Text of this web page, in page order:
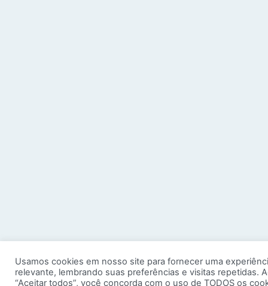
Usamos cookies em nosso site para fornecer uma
relevante, lembrando suas preferências e visitas repetidas.
“Aceitar todos”, você concorda com o uso de TODOS os